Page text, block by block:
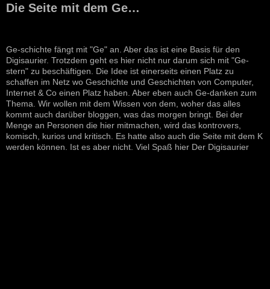
Die Seite mit dem Ge…
Ge-schichte fängt mit "Ge" an. Aber das ist eine Basis für den
Digisaurier. Trotzdem geht es hier nicht nur darum sich mit "Ge-
stern" zu beschäftigen. Die Idee ist einerseits einen Platz zu
schaffen im Netz wo Geschichte und Geschichten von Computer,
Internet & Co einen Platz haben. Aber eben auch Ge-danken zum
Thema. Wir wollen mit dem Wissen von dem, woher das alles
kommt auch darüber bloggen, was das morgen bringt. Bei der
Menge an Personen die hier mitmachen, wird das kontrovers,
komisch, kurios und kritisch. Es hatte also auch die Seite mit dem K
werden können. Ist es aber nicht. Viel Spaß hier Der Digisaurier